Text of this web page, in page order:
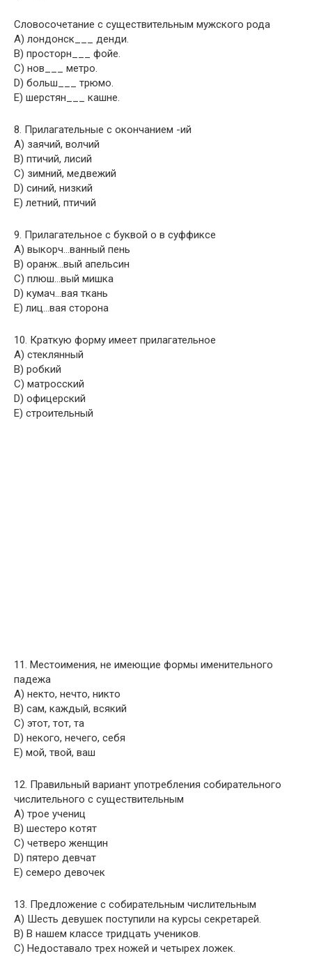
Словосочетание с существительным мужского рода
A) лондонск___ денди.
B) просторн___ фойе.
C) нов___ метро.
D) больш___ трюмо.
E) шерстян___ кашне.
8. Прилагательные с окончанием -ий
A) заячий, волчий
B) птичий, лисий
C) зимний, медвежий
D) синий, низкий
E) летний, птичий
9. Прилагательное с буквой о в суффиксе
A) выкорч…ванный пень
B) оранж…вый апельсин
C) плюш…вый мишка
D) кумач…вая ткань
E) лиц…вая сторона
10. Краткую форму имеет прилагательное
A) стеклянный
B) робкий
C) матросский
D) офицерский
E) строительный
11. Местоимения, не имеющие формы именительного
падежа
A) некто, нечто, никто
B) сам, каждый, всякий
C) этот, тот, та
D) некого, нечего, себя
E) мой, твой, ваш
12. Правильный вариант употребления собирательного
числительного с существительным
A) трое учениц
B) шестеро котят
C) четверо женщин
D) пятеро девчат
E) семеро девочек
13. Предложение с собирательным числительным
A) Шесть девушек поступили на курсы секретарей.
B) В нашем классе тридцать учеников.
C) Недоставало трех ножей и четырех ложек.